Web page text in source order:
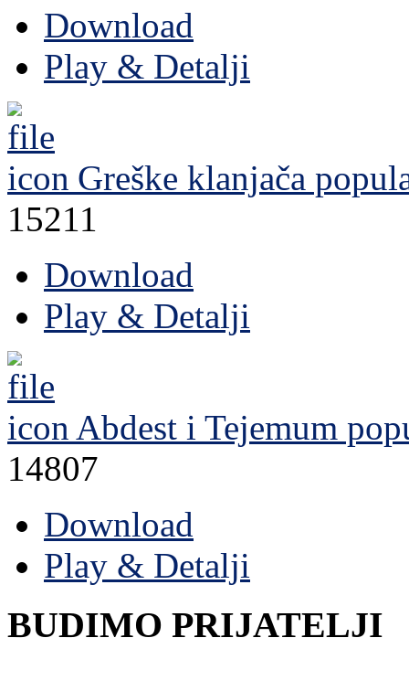
Download
Play & Detalji
Greške klanjača
15211
Download
Play & Detalji
Abdest i Tejemum
14807
Download
Play & Detalji
BUDIMO PRIJATELJI